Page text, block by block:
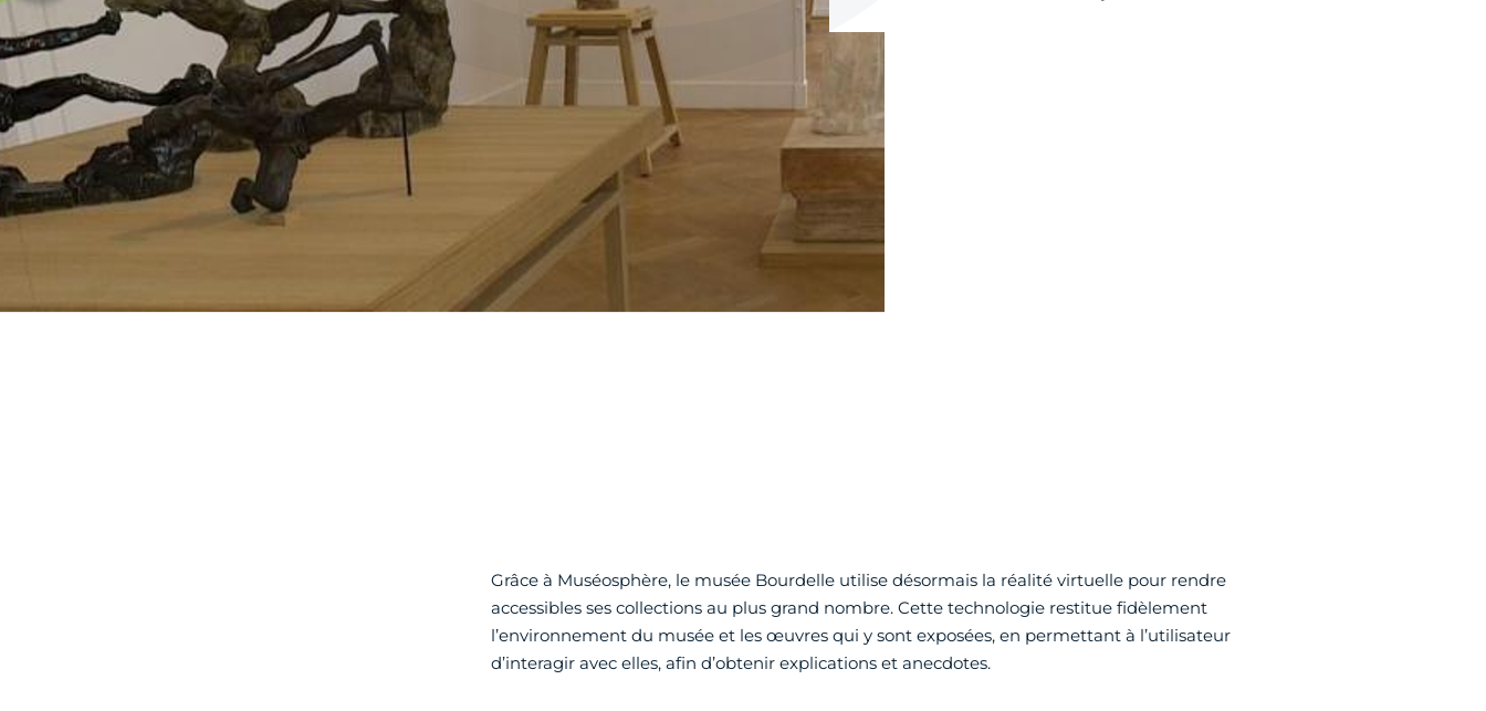
Grâce à Muséosphère, le musée Bourdelle utilise désormais la réalité virtuelle pour rendre
accessibles ses collections au plus grand nombre. Cette technologie restitue fidèlement
l’environnement du musée et les œuvres qui y sont exposées, en permettant à l’utilisateur
d’interagir avec elles, afin d’obtenir explications et anecdotes.